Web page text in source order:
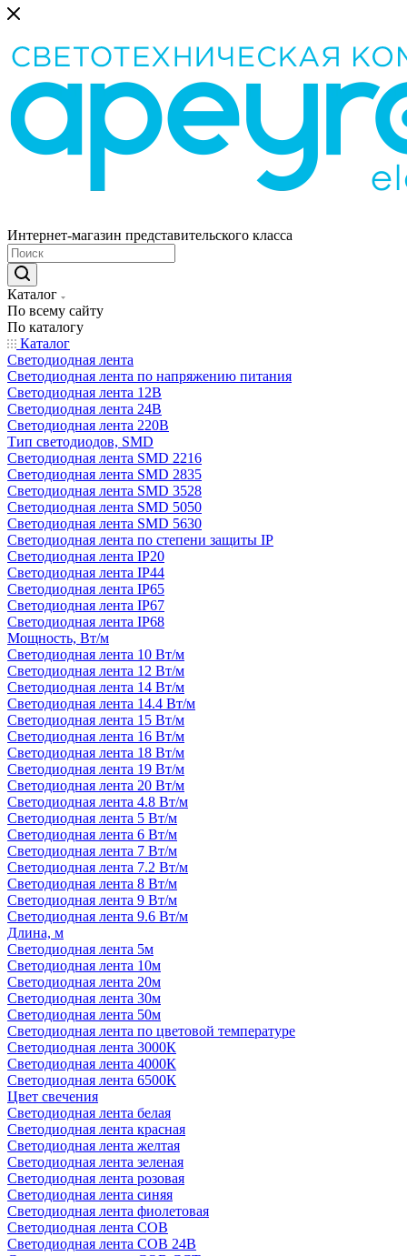
Интернет-магазин представительского класса
Каталог
По всему сайту
По каталогу
Каталог
Светодиодная лента
Светодиодная лента по напряжению питания
Светодиодная лента 12В
Светодиодная лента 24В
Светодиодная лента 220В
Тип светодиодов, SMD
Cветодиодная лента SMD 2216
Светодиодная лента SMD 2835
Светодиодная лента SMD 3528
Светодиодная лента SMD 5050
Светодиодная лента SMD 5630
Светодиодная лента по степени защиты IP
Светодиодная лента IP20
Светодиодная лента IP44
Светодиодная лента IP65
Светодиодная лента IP67
Светодиодная лента IP68
Мощность, Вт/м
Светодиодная лента 10 Вт/м
Светодиодная лента 12 Вт/м
Светодиодная лента 14 Вт/м
Светодиодная лента 14.4 Вт/м
Светодиодная лента 15 Вт/м
Светодиодная лента 16 Вт/м
Светодиодная лента 18 Вт/м
Светодиодная лента 19 Вт/м
Светодиодная лента 20 Вт/м
Светодиодная лента 4.8 Вт/м
Светодиодная лента 5 Вт/м
Светодиодная лента 6 Вт/м
Светодиодная лента 7 Вт/м
Светодиодная лента 7.2 Вт/м
Светодиодная лента 8 Вт/м
Светодиодная лента 9 Вт/м
Светодиодная лента 9.6 Вт/м
Длина, м
Светодиодная лента 5м
Светодиодная лента 10м
Светодиодная лента 20м
Светодиодная лента 30м
Светодиодная лента 50м
Светодиодная лента по цветовой температуре
Светодиодная лента 3000К
Светодиодная лента 4000К
Светодиодная лента 6500К
Цвет свечения
Светодиодная лента белая
Светодиодная лента красная
Светодиодная лента желтая
Светодиодная лента зеленая
Светодиодная лента розовая
Светодиодная лента синяя
Светодиодная лента фиолетовая
Светодиодная лента COB
Светодиодная лента COB 24В